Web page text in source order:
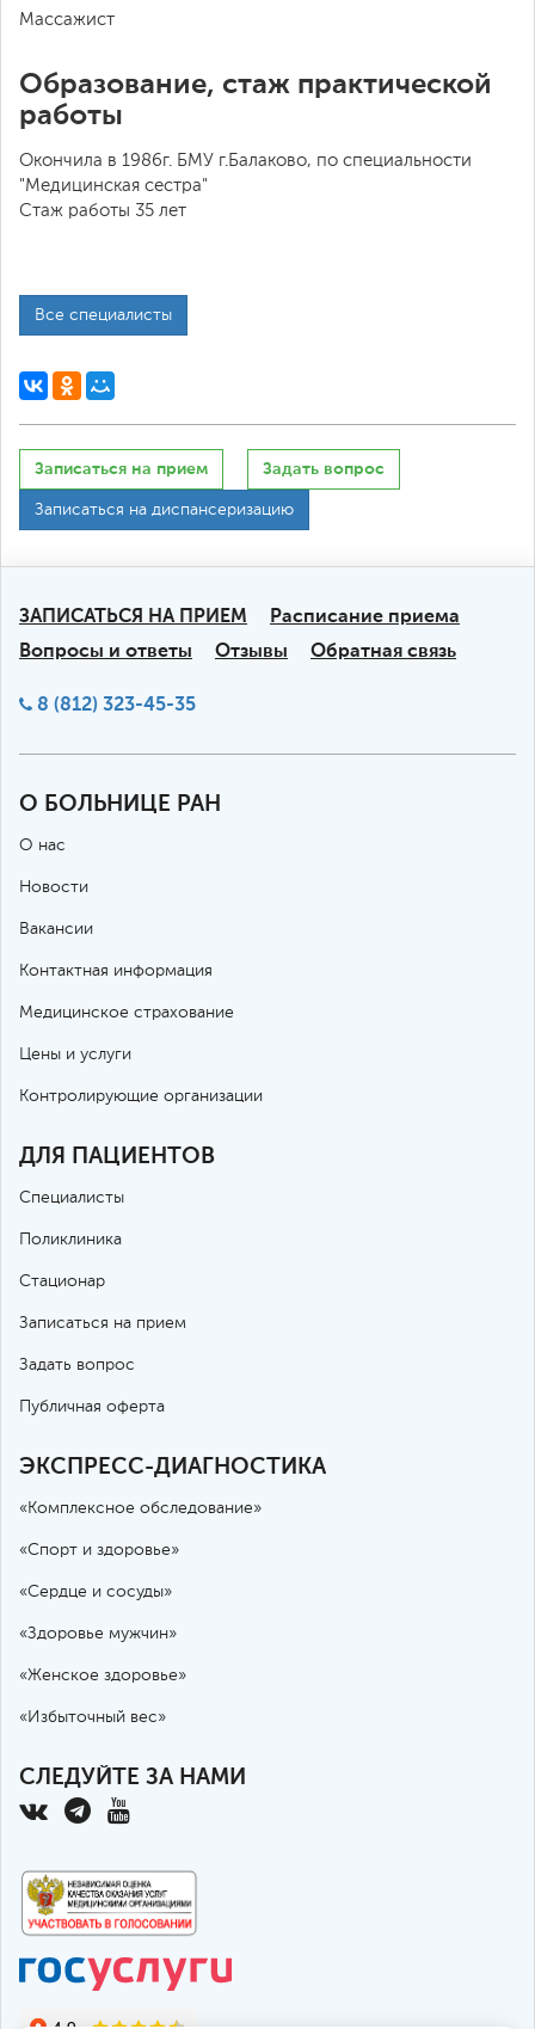
Массажист
Образование, стаж практической
работы
Окончила в 1986г. БМУ г.Балаково, по специальности
"Медицинская сестра"
Стаж работы 35 лет
Все специалисты
Записаться на прием Задать вопрос
Записаться на диспансеризацию
ЗАПИСАТЬСЯ НА ПРИЕМ
Расписание приема
Вопросы и ответы
Отзывы Обратная связь
8 (812) 323-45-35
О БОЛЬНИЦЕ РАН
О нас
Новости
Вакансии
Контактная информация
Медицинское страхование
Цены и услуги
Контролирующие организации
ДЛЯ ПАЦИЕНТОВ
Специалисты
Поликлиника
Стационар
Записаться на прием
Задать вопрос
Публичная оферта
ЭКСПРЕСС-ДИАГНОСТИКА
«Комплексное обследование»
«Спорт и здоровье»
«Сердце и сосуды»
«Здоровье мужчин»
«Женское здоровье»
«Избыточный вес»
СЛЕДУЙТЕ ЗА НАМИ